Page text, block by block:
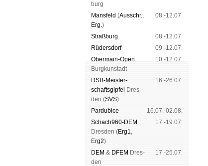
burg
Mans­feld (Aus­schr.,
Erg.)
08.-12.07.
Straß­burg
08.-12.07.
Rüders­dorf
09.-12.07.
Ober­main-Open
Burg­kun­stadt
10.-12.07.
DSB-Meister­
schafts­gipfel
Dres­
den (SVS)
16.-26.07.
Pardu­bice
16.07.-02.08.
Schach960-DEM
Dres­den (Erg1,
Erg2)
17.-19.07.
DEM & DFEM Dres­
den
17.-25.07.